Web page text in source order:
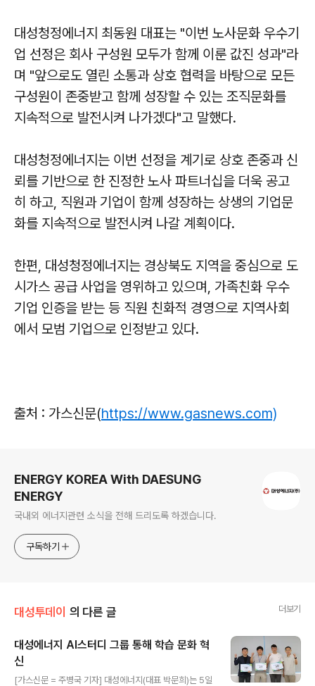
대성청정에너지 최동원 대표는 "이번 노사문화 우수기
업 선정은 회사 구성원 모두가 함께 이룬 값진 성과"라
며 "앞으로도 열린 소통과 상호 협력을 바탕으로 모든
구성원이 존중받고 함께 성장할 수 있는 조직문화를
지속적으로 발전시켜 나가겠다"고 말했다.
대성청정에너지는 이번 선정을 계기로 상호 존중과 신
뢰를 기반으로 한 진정한 노사 파트너십을 더욱 공고
히 하고, 직원과 기업이 함께 성장하는 상생의 기업문
화를 지속적으로 발전시켜 나갈 계획이다.
한편, 대성청정에너지는 경상북도 지역을 중심으로 도
시가스 공급 사업을 영위하고 있으며, 가족친화 우수
기업 인증을 받는 등 직원 친화적 경영으로 지역사회
에서 모범 기업으로 인정받고 있다.
출처 : 가스신문(https://www.gasnews.com)
ENERGY KOREA With DAESUNG
ENERGY
국내외 에너지관련 소식을 전해 드리도록 하겠습니다.
구독하기
대성투데이 의 다른 글 더보기
대성에너지 AI스터디 그룹 통해 학습 문화 혁
신
[가스신문 = 주병국 기자] 대성에너지(대표 박문희)는 5일